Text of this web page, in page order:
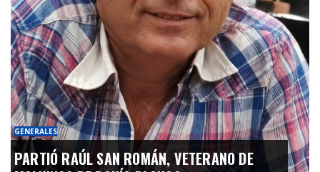
GENERALES
PARTIÓ RAÚL SAN ROMÁN, VETERANO DE